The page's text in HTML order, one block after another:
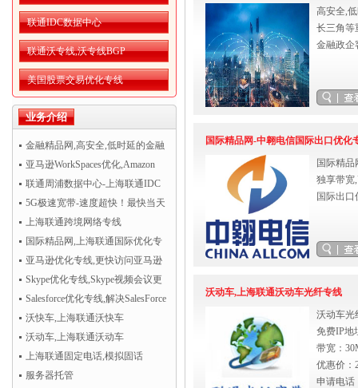
联通IDC数据中心
联通沃专线,沃专线BGP
美国股票交易优化专线
业务介绍
金融精品网,高安全,低时延的金融
精品网
亚马逊WorkSpaces优化,Amazon
WorkSpaces运行更流畅
联通周浦数据中心-上海联通IDC
机房托管
5G极速宽带-速度超快！最快当天
开通！
上海联通跨境网络专线
国际精品网,上海联通国际优化专
线亚马逊优化专线,更快访问亚马逊
AWS云服务
Skype优化专线,Skype视频会议更
清晰流畅
Salesforce优化专线,解决SalesForce
CRM访问慢
沃快车,上海联通沃快车
沃动车,上海联通沃动车
上海联通固定电话,模拟固话
服务器托管
高安全,
长三角等
金融政企
国际精品网-中翱电信国际出口优化
国际精品
独享带宽
国际出
沃动车,上海联通沃动车光纤专线
沃动车光
免费IP地
带宽：
优惠价：
申请电话